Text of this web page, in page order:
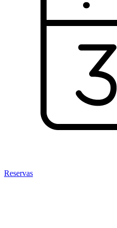
Reservas